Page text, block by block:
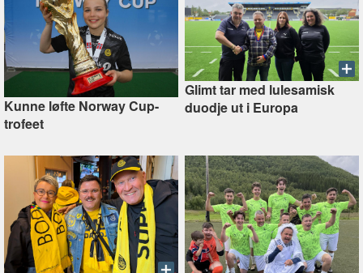
Kunne løfte Norway Cup-
trofeet
Glimt tar med lulesamisk
duodje ut i Europa